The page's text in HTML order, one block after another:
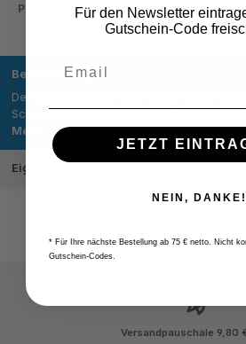
Produktnummer:T840TM
Beschreibung
Der Eckmesserkopf überzeugt durch
Schneiden und die kompakte Bauform mit
Mehr
Eigenschaften
Versandpauschale 9,80
Für den Newsletter
Gutschein-Code
JETZT
NEIN, DANKE!
* Für Ihre nächste Bestellung ab 75 € netto. Nicht
Gutschein-Codes.